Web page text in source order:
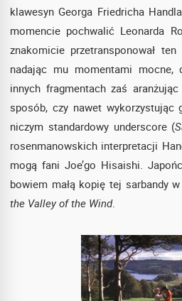
klawesyn Georga Friedricha
momencie pochwalić Leonarda
znakomicie przetransponował
nadając mu momentami mocne,
innych fragmentach zaś
sposób, czy nawet wykorzystując
niczym standardowy underscore (
rosenmanowskich interpretacji
mogą fani Joe’go Hisaishi.
bowiem małą kopię tej sarbandy
the Valley of the Wind.